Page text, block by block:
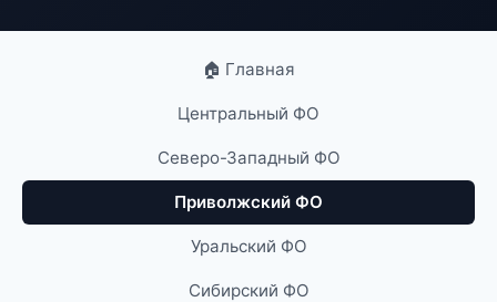
🏠 Главная
Центральный ФО
Северо-Западный ФО
Приволжский ФО
Уральский ФО
Сибирский ФО